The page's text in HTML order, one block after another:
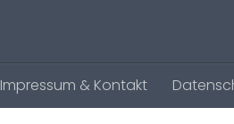
Impressum & Kontakt